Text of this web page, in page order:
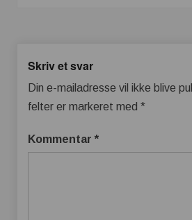
Skriv et svar
Din e-mailadresse vil ikke blive
felter er markeret med *
Kommentar *